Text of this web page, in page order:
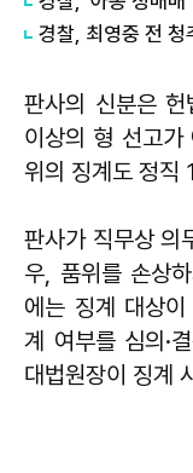
경찰, 최영중 전
판사의 신분은
이상의 형 선고
위의 징계도 정직
판사가 직무상 의
우, 품위를 손상
에는 징계 대상
계 여부를 심의·
대법원장이 징계